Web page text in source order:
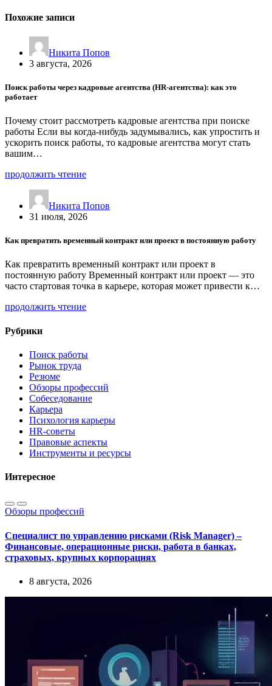
Похожие записи
Никита Попов
3 августа, 2026
Поиск работы через кадровые агентства (HR-агентства): как это
работает
Почему стоит рассмотреть кадровые агентства при поиске
работы Если вы когда-нибудь задумывались, как упростить и
ускорить поиск работы, то кадровые агентства могут стать
вашим…
продолжить чтение
Никита Попов
31 июля, 2026
Как превратить временный контракт или проект в постоянную работу
Как превратить временный контракт или проект в
постоянную работу Временный контракт или проект — это
часто стартовая точка в карьере, которая может привести к…
продолжить чтение
Рубрики
Поиск работы
Рынок труда
Резюме
Обзоры профессий
Собеседование
Карьера
Психология карьеры
HR-советы
Правовые аспекты
Инструменты и ресурсы
Интересное
Обзоры профессий
Специалист по управлению рисками (Risk Manager) –
Финансовые, операционные риски, работа в банках,
страховых, крупных корпорациях
8 августа, 2026